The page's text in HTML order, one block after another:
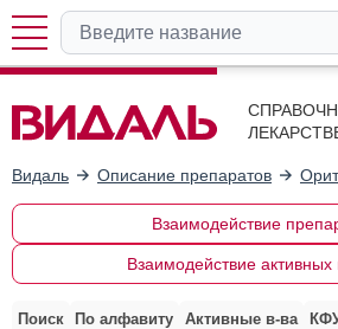
Видаль Описание препаратов
Взаимодействие
Взаимодействие активных
Поиск По алфавиту Активные в-ва